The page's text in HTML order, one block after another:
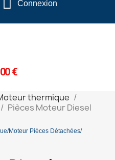
Connexion
€
thermique
Pièces Moteur Diesel
Moteur Pièces Détachées